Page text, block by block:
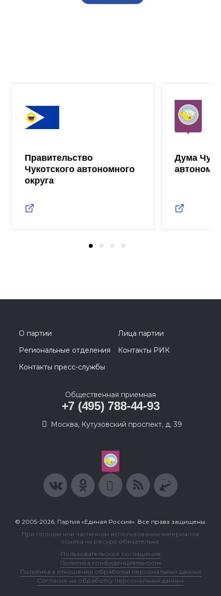
Правительство
Чукотского автономного
округа
Дума
О партии
Лица партии
Региональные отделения
Контакты РИК
Контакты пресс-службы
Общественная приемная
+7 (495) 788-44-93
Москва, Кутузовский проспект, д. 39
© 2005-2026, Партия «Единая Россия». Все права защищены.
При полном или частичном использовании материалов
ссылка на ресурс обязательна.
Пользовательское соглашение
Политика конфиденциальности
Политика в отношении обработки персональных данных
Согласие на обработку персональных данных